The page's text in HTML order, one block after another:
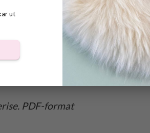
ut
PDF-format